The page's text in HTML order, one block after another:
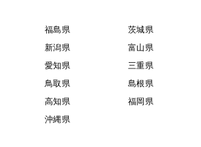
福島県
茨城県
新潟県
富山県
愛知県
三重県
鳥取県
島根県
高知県
福岡県
沖縄県